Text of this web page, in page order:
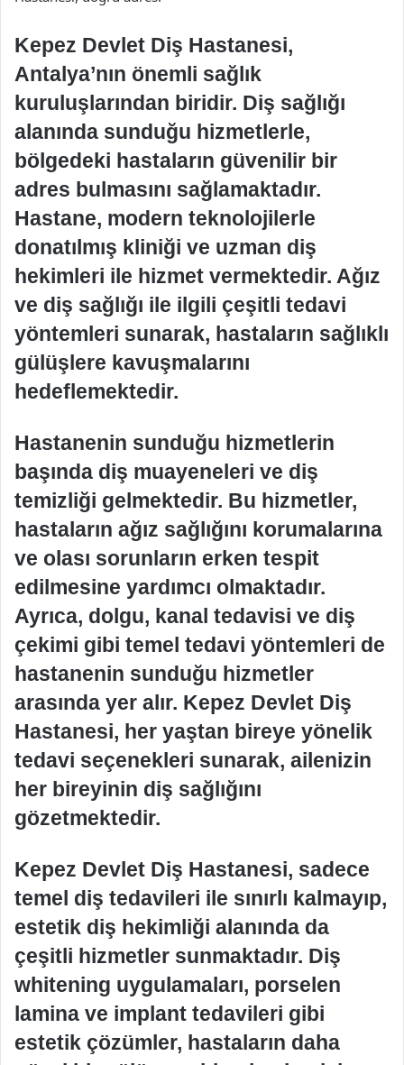
Kepez Devlet Diş Hastanesi,
Antalya’nın önemli sağlık
kuruluşlarından biridir. Diş sağlığı
alanında sunduğu hizmetlerle,
bölgedeki hastaların güvenilir bir
adres bulmasını sağlamaktadır.
Hastane, modern teknolojilerle
donatılmış kliniği ve uzman diş
hekimleri ile hizmet vermektedir. Ağız
ve diş sağlığı ile ilgili çeşitli tedavi
yöntemleri sunarak, hastaların sağlıklı
gülüşlere kavuşmalarını
hedeflemektedir.
Hastanenin sunduğu hizmetlerin
başında diş muayeneleri ve diş
temizliği gelmektedir. Bu hizmetler,
hastaların ağız sağlığını korumalarına
ve olası sorunların erken tespit
edilmesine yardımcı olmaktadır.
Ayrıca, dolgu, kanal tedavisi ve diş
çekimi gibi temel tedavi yöntemleri de
hastanenin sunduğu hizmetler
arasında yer alır. Kepez Devlet Diş
Hastanesi, her yaştan bireye yönelik
tedavi seçenekleri sunarak, ailenizin
her bireyinin diş sağlığını
gözetmektedir.
Kepez Devlet Diş Hastanesi, sadece
temel diş tedavileri ile sınırlı kalmayıp,
estetik diş hekimliği alanında da
çeşitli hizmetler sunmaktadır. Diş
whitening uygulamaları, porselen
lamina ve implant tedavileri gibi
estetik çözümler, hastaların daha